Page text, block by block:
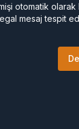
otomatik olarak
mesaj tespit